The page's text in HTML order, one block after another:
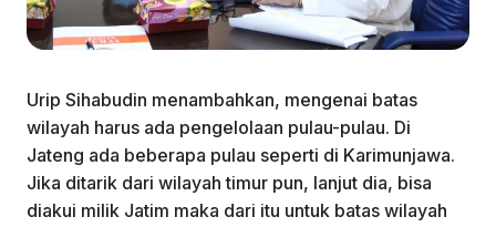
Urip Sihabudin menambahkan, mengenai batas
wilayah harus ada pengelolaan pulau-pulau. Di
Jateng ada beberapa pulau seperti di Karimunjawa.
Jika ditarik dari wilayah timur pun, lanjut dia, bisa
diakui milik Jatim maka dari itu untuk batas wilayah